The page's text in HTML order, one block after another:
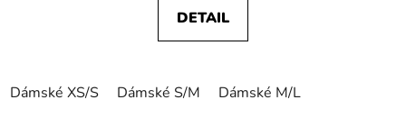
DETAIL
Dámské XS/S Dámské S/M Dámské M/L